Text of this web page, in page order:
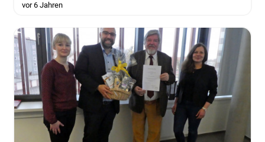
vor 6 Jahren